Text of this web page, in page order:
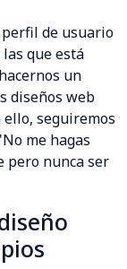
perfil de usuario
que está
un
diseños web
ello, seguiremos
me hagas
pero nunca ser